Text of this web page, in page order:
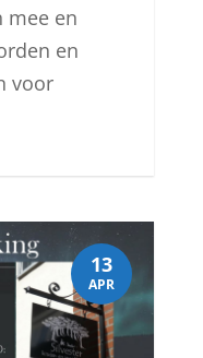
mee en
en
voor
13
APR